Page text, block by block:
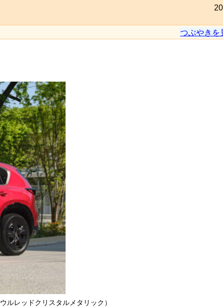
つぶやきを
ルレッドクリスタルメタリック）